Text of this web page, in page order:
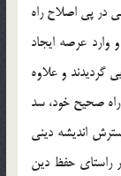
در پی اصلاح راه
عرصه ایجاد
گردیدند و علاوه
راه صحیح خود، سد
اندیشه دینی
راستای حفظ دین